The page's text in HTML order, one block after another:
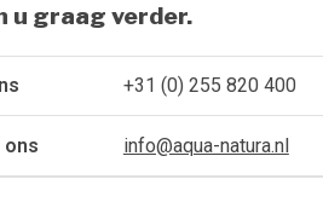
u graag verder.
+31 (0) 255 820 400
ons info@aqua-natura.nl